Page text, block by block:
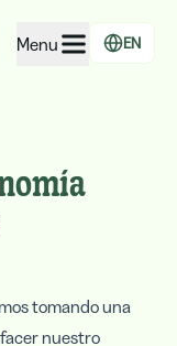
Menu EN
tomando una
nuestro